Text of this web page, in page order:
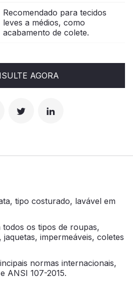
Recomendado para tecidos
leves a médios, como
acabamento de colete.
AGORA
tipo costurado, lavável em
todos os tipos de roupas,
impermeáveis, coletes
normas internacionais,
ANSI 107-2015.